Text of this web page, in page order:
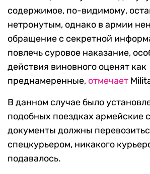
содержимое, по-видимому,
нетронутым, однако в армии
обращение с секретной
повлечь суровое наказание,
действия виновного оценят как
преднамеренные, отмечает
В данном случае было
подобных поездках армейские
документы должны
спецкурьером, никакого
подавалось.